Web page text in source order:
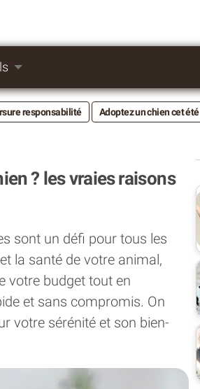
responsabilité Adoptez un chien cet été
? les vraies raisons
sont un défi pour tous les
la santé de votre animal,
votre budget tout en
et sans compromis. On
votre sérénité et son bien-